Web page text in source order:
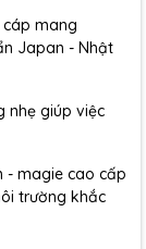
áp mang
Japan - Nhật
nhẹ giúp việc
- magie cao cấp
trường khắc